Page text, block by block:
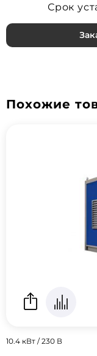
Срок
Похожие
10.4 кВт / 230 В